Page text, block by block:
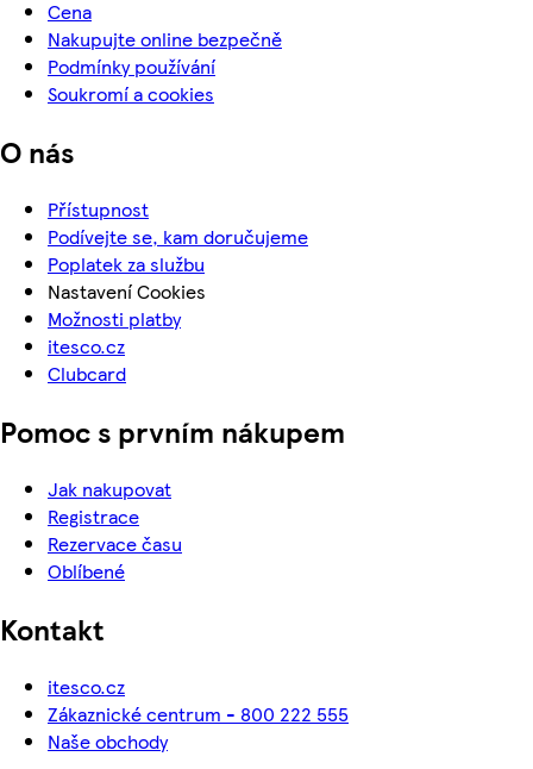
Cena
Nakupujte online bezpečně
Podmínky používání
Soukromí a cookies
O nás
Přístupnost
Podívejte se, kam doručujeme
Poplatek za službu
Nastavení Cookies
Možnosti platby
itesco.cz
Clubcard
Pomoc s prvním nákupem
Jak nakupovat
Registrace
Rezervace času
Oblíbené
Kontakt
itesco.cz
Zákaznické centrum - 800 222 555
Naše obchody